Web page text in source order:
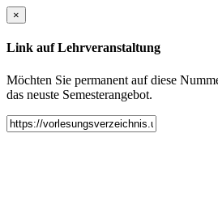
×
Link auf Lehrveranstaltung
Möchten Sie permanent auf diese
das neuste Semesterangebot.